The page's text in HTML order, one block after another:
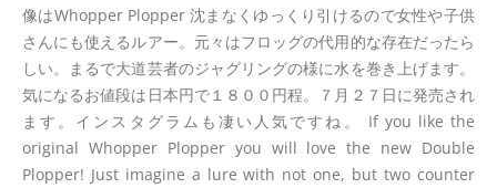
像はWhopper Plopper 沈まなくゆっくり引けるので女性や子供
さんにも使えるルアー。元々はフロッグの代用的な存在だったら
しい。まるで大道芸者のジャグリングの様に水を巻き上げます。
気になるお値段は日本円で１８００円程。７月２７日に発売され
ます。インスタグラムも凄い人気ですね。 If you like the
original Whopper Plopper you will love the new Double
Plopper! Just imagine a lure with not one, but two counter